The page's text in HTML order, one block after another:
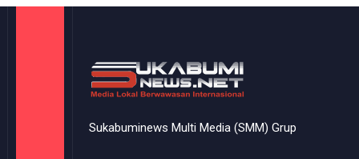
Sukabuminews Multi Media (SMM) Grup